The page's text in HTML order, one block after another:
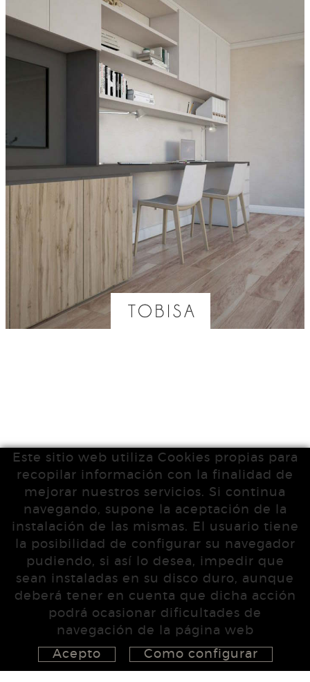
Este sitio web utiliza Cookies propias para
recopilar información con la finalidad de
mejorar nuestros servicios. Si continua
navegando, supone la aceptación de la
instalación de las mismas. El usuario tiene
la posibilidad de configurar su navegador
pudiendo, si así lo desea, impedir que
sean instaladas en su disco duro, aunque
deberá tener en cuenta que dicha acción
podrá ocasionar dificultades de
navegación de la página web
Acepto
Como configurar